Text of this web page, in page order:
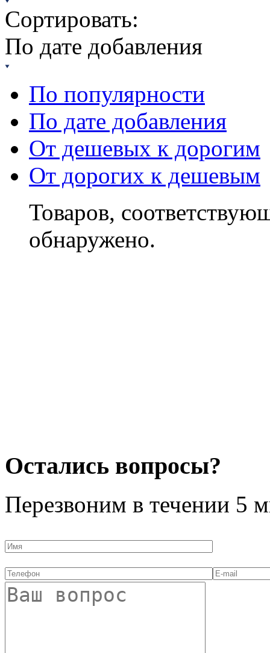
Сортировать:
По дате добавления
По популярности
По дате добавления
От дешевых к дорогим
От дорогих к дешевым
Товаров,
обнаружено.
Остались вопросы?
Перезвоним в течении 5